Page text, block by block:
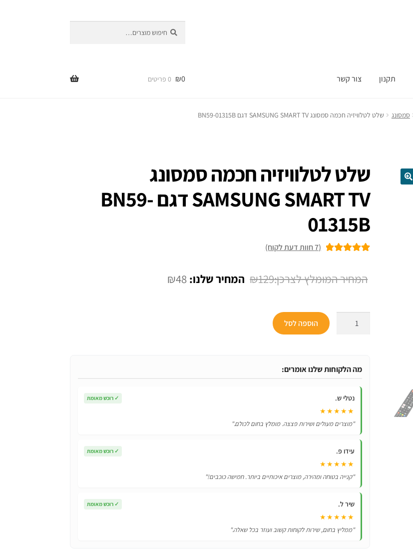
עבור:
תקנון צור קשר ₪0 0 פריטים
סמסונג שלט לטלוויזיה חכמה סמסונג SAMSUNG SMART TV דגם BN59-01315B
שלט לטלוויזיה חכמה סמסונג
SAMSUNG SMART TV דגם BN59-
01315B
עלדירוגים של
(
7חוות דעת לקוח)
₪129
המחיר
₪48 המחיר
חכמה
SAMSUNG
דגם
BN59-
01315B
הוספה לסל
מה הלקוחות שלנו אומרים:
נטלי ש. ✓ רוכש מאומת
★★★★★
"מוצרים מעולים ושירות פצצה. מומלץ בחום לכולם."
עידו פ. ✓ רוכש מאומת
★★★★★
"קנייה בטוחה ומהירה, מוצרים איכותיים ביותר. חמישה כוכבים!"
שיר ל. ✓ רוכש מאומת
★★★★★
"ממליץ בחום, שירות לקוחות קשוב ועוזר בכל שאלה."